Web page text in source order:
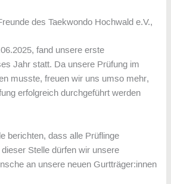
des Taekwondo Hochwald e.V.,
fand unsere erste
Jahr statt. Da unsere Prüfung im
musste, freuen wir uns umso mehr,
erfolgreich durchgeführt werden
berichten, dass alle Prüflinge
Stelle dürfen wir unsere
an unsere neuen Gurtträger:innen